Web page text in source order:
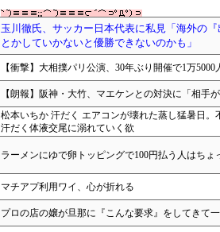
玉川徹氏、サッカー日本代表に私見「海外の
とかしていかないと優勝できないのかも」
【衝撃】大相撲パリ公演、30年ぶり開催で1万5000
【朗報】阪神・大竹、マエケンとの対決に「相手
松本いちか 汗だく エアコンが壊れた蒸し猛暑日
汗だく体液交尾に溺れていく欲
ラーメンにゆで卵トッピングで100円払う人はちょ
マチアプ利用ワイ、心が折れる
プロの店の嬢が旦那に『こんな要求』をしてきて一